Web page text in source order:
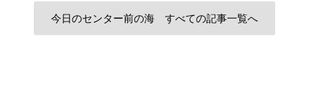
今日のセンター前の海 すべての記事一覧へ